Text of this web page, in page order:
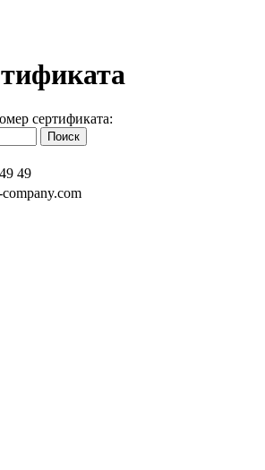
сертификата:
Поиск
49